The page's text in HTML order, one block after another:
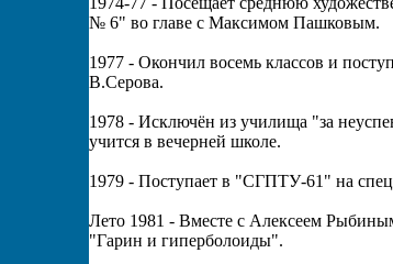
№ 6" во главе с Максимом Пашковым.
1977 - Окончил восемь классов и
В.Серова.
1978 - Исключён из училища "за
учится в вечерней школе.
1979 - Поступает в "СГПТУ-61" на
Лето 1981 - Вместе с Алексеем
"Гарин и гиперболоиды".